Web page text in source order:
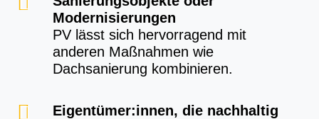
Modernisierungen
PV lässt sich hervorragend mit
anderen Maßnahmen wie
Dachsanierung kombinieren.
Eigentümer:innen, die nachhaltig